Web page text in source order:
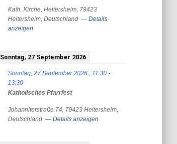
Kath. Kirche, Heitersheim, 79423
Heitersheim, Deutschland — Details
anzeigen
Sonntag, 27 September 2026
Sonntag, 27 September 2026; 11:30-
13:30
Katholisches Pfarrfest
Johanniterstraße 74, 79423 Heitersheim,
Deutschland — Details anzeigen